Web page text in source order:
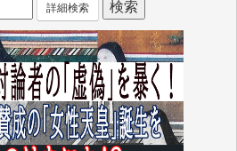
詳細検索